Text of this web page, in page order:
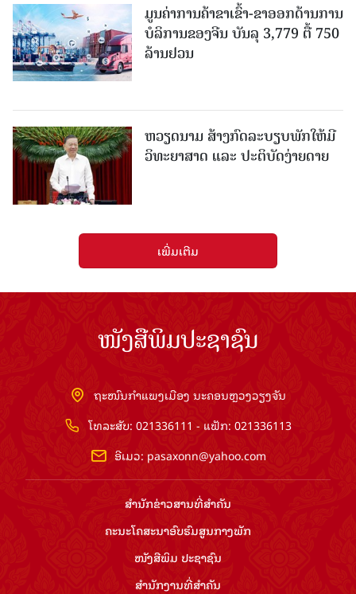
ມູນຄ່າການຄ້າຂາເຂົ້າ-ຂາອອກດ້ານການ
ບໍລິການຂອງຈີນ ບັນລຸ 3,779 ຕື້ 750
ລ້ານຢວນ
ຫວຽດນາມ ສ້າງກົດລະບຽບພັກໃຫ້ມີ
ວິທະຍາສາດ ແລະ ປະຕິບັດງ່າຍດາຍ
ເພີ່ມເຕີມ
ໜັງສືພິມປະຊາຊົນ
ຖະໜົນກຳແພງເມືອງ ນະຄອນຫຼວງວຽງຈັນ
ໂທລະສັບ: 021336111 - ແຟັກ: 021336113
ອີເມວ: pasaxonn@yahoo.com
ສຳ​ນັກ​ຂ່າວ​ສານ​ທີ່​ສຳ​ຄັນ​
ຄະນະໂຄສະນາອົບຮົມ​ສູນ​ກາງ​ພັກ
ໜັງສືພິມ ປະ​ຊາ​ຊົນ
ສຳ​ນັກ​ງານ​ທີ່​ສຳ​ຄັນ